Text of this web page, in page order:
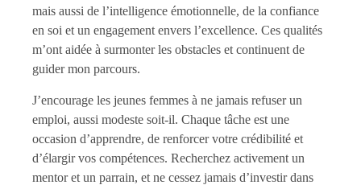
mais aussi de l’intelligence émotionnelle, de la confiance
en soi et un engagement envers l’excellence. Ces qualités
m’ont aidée à surmonter les obstacles et continuent de
guider mon parcours.
J’encourage les jeunes femmes à ne jamais refuser un
emploi, aussi modeste soit-il. Chaque tâche est une
occasion d’apprendre, de renforcer votre crédibilité et
d’élargir vos compétences. Recherchez activement un
mentor et un parrain, et ne cessez jamais d’investir dans